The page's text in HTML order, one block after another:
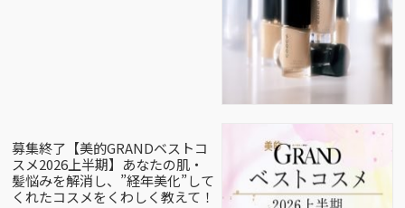
募集終了【美的GRANDベストコ
スメ2026上半期】あなたの肌・
髪悩みを解消し、”経年美化”して
くれたコスメをくわしく教えて！